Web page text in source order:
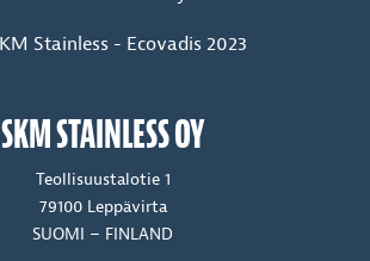
SKM STAINLESS OY
Teollisuustalotie 1
79100 Leppävirta
SUOMI – FINLAND